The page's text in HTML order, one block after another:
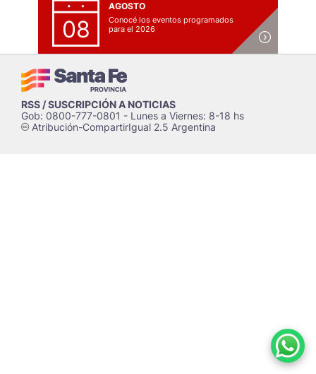
08
AGOSTO
Conocé los eventos programados
para el 2026
RSS / SUSCRIPCIÓN A NOTICIAS
Gob: 0800-777-0801 - Lunes a Viernes: 8-18 hs
cAtribución-CompartirIgual 2.5 Argentina